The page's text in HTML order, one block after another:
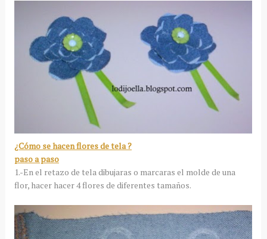
¿Cómo se hacen flores de tela ?
paso a paso
1.-En el retazo de tela dibujaras o marcaras el molde de una
flor, hacer hacer 4 flores de diferentes tamaños.